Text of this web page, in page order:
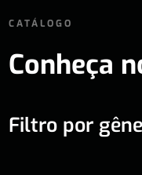
CATÁLOGO
Conheça
Filtro por